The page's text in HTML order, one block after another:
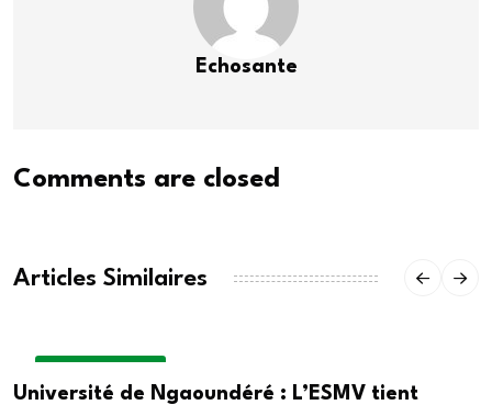
Echosante
Comments are closed
Articles Similaires
Université de Ngaoundéré : L’ESMV tient